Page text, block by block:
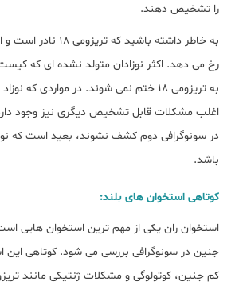
را تشخیص دهند.
رخ می دهد. اکثر نوزادان متولد نشده ای که
اغلب مشکلات قابل تشخیص دیگری نیز وجود
در سونوگرافی دوم کشف نشوند، بعید است که
باشد.
کوتاهی استخوان های بلند:
استخوان ران یکی از مهم ترین استخوان هایی
جنین در سونوگرافی بررسی می شود. کوتاهی این
کم جنین، کوتولوگی و مشکلات ژنتیکی مانند تریزومی 13 و 18 و